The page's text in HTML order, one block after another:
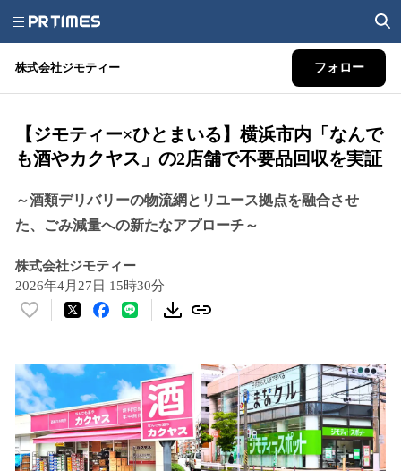
株式会社ジモティー フォロー
【ジモティー×ひとまいる】横浜市内「なんで
も酒やカクヤス」の2店舗で不要品回収を実証
～酒類デリバリーの物流網とリユース拠点を融合させ
た、ごみ減量への新たなアプローチ～
株式会社ジモティー
2026年4月27日 15時30分
い
！
数
を
読
み